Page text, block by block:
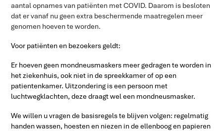
aantal opnames van patiënten met COVID. Daarom is besloten
dat er vanaf nu geen extra beschermende maatregelen meer
genomen hoeven te worden.
Voor patiënten en bezoekers geldt:
Er hoeven geen mondneusmaskers meer gedragen te worden in
het ziekenhuis, ook niet in de spreekkamer of op een
patientenkamer. Uitzondering is een persoon met
luchtwegklachten, deze draagt wel een mondneusmasker.
We willen u vragen de basisregels te blijven volgen: regelmatig
handen wassen, hoesten en niezen in de ellenboog en papieren